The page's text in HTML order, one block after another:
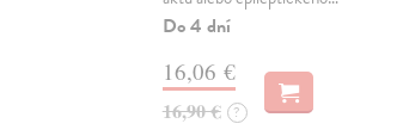
Do 4 dní
16,06 €
16,90 € ?